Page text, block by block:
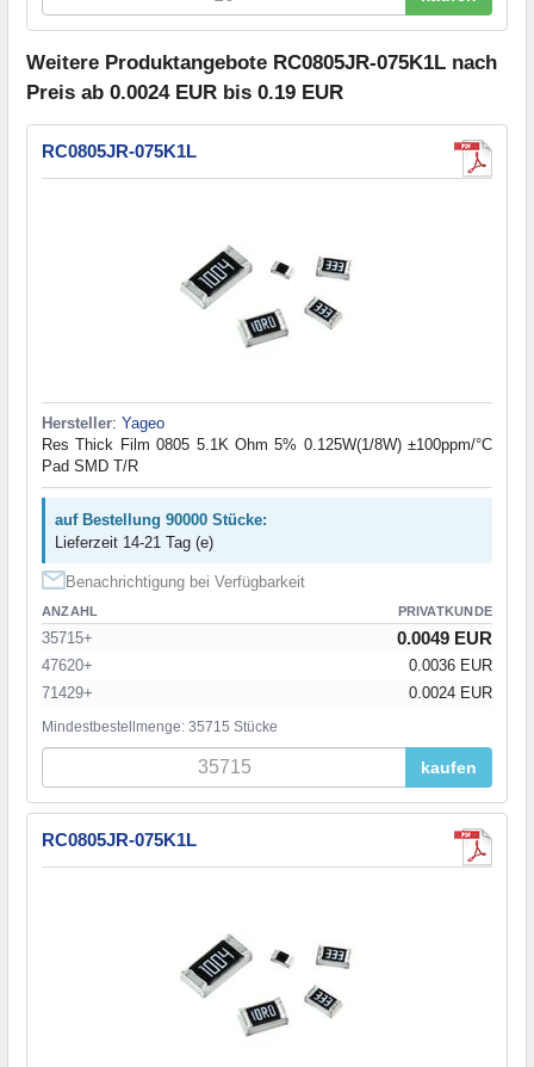
Weitere Produktangebote RC0805JR-075K1L nach
Preis ab 0.0024 EUR bis 0.19 EUR
RC0805JR-075K1L
Hersteller: Yageo
Res Thick Film 0805 5.1K Ohm 5% 0.125W(1/8W) ±100ppm/°C
Pad SMD T/R
auf Bestellung 90000 Stücke:
Lieferzeit 14-21 Tag (e)
Benachrichtigung bei Verfügbarkeit
ANZAHL PRIVATKUNDE
35715+ 0.0049 EUR
47620+
0.0036 EUR
71429+
0.0024 EUR
Mindestbestellmenge: 35715 Stücke
kaufen
RC0805JR-075K1L